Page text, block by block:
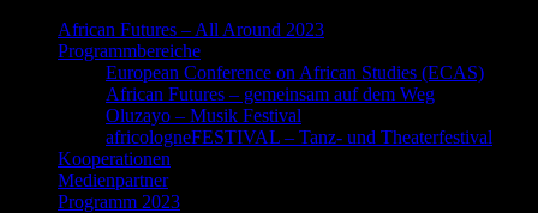
African Futures – All Around 2023
Programmbereiche
European Conference on African Studies (ECAS)
African Futures – gemeinsam auf dem Weg
Oluzayo – Musik Festival
africologneFESTIVAL – Tanz- und Theaterfestival
Kooperationen
Medienpartner
Programm 2023